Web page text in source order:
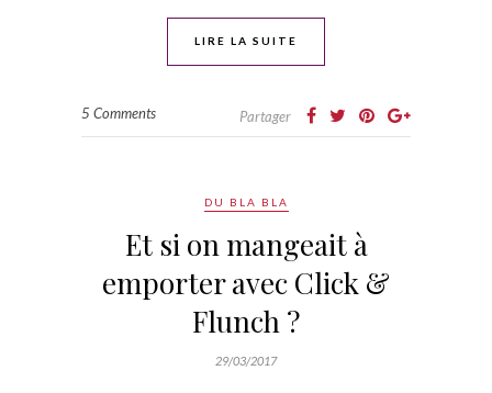
LIRE LA SUITE
5 Comments Partager
DU BLA BLA
Et si on mangeait à
emporter avec Click &
Flunch ?
29/03/2017